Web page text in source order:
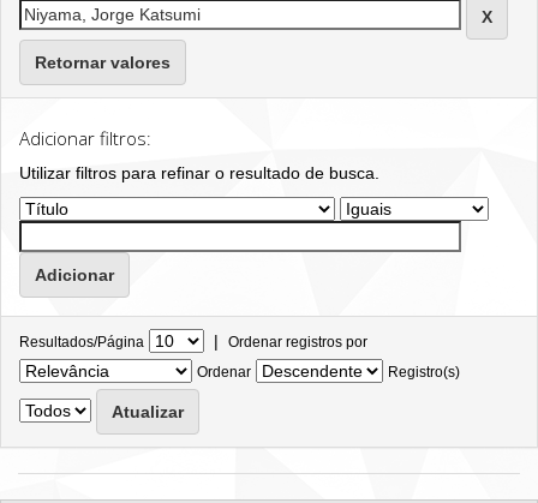
Retornar valores
Adicionar filtros:
Utilizar filtros para refinar o resultado de busca.
Resultados/Página | Ordenar registros por
Ordenar
Registro(s)